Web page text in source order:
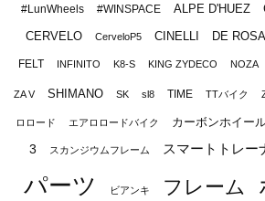
#LunWheels #WINSPACE ALPE D'HUEZ
CERVELO CerveloP5 CINELLI DE ROSA
FELT INFINITO K8-S KING ZYDECO NOZA
ZA V SHIMANO SK sl8 TIME TTバイク
ロロード エアロロードバイク カーボンホイー
3
スカンジウムフレーム スマートトレー
パーツ ビアンキ フレーム